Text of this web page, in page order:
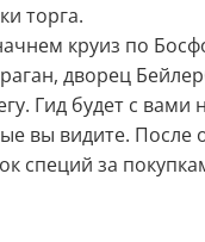
торга.
круиз по
дворец
Гид будет с
вы видите. После
специй за